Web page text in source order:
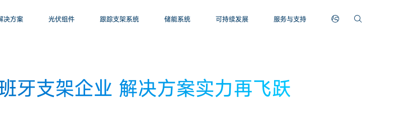
决方案 光伏组件 跟踪支架系统 储能系统 可持续发展 服务与支持
牙支架企业 解决方案实力再飞跃